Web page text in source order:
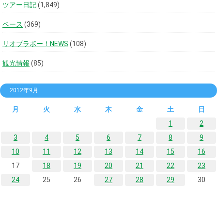
ツアー日記(1,849)
ベース (369)
リオブラボー！NEWS (108)
観光情報 (85)
2012年9月
月 火 水 木 金 土
日
1
2
3
4 5 6 7 8
9
10
11 12 13 14 15
16
17
18 19 20 21 22
23
24
25 26 27 28 29 30